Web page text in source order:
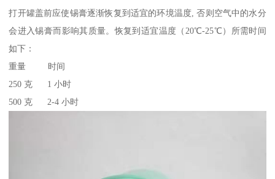
打开罐盖前应使锡膏逐渐恢复到适宜的环境温度, 否则空气中的水分
会进入锡膏而影响其质量。恢复到适宜温度（20℃-25℃）所需时间
如下：
重量 时间
250 克 1 小时
500 克 2-4 小时